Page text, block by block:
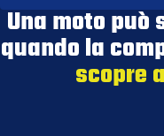
Una moto può
quando la
scopre